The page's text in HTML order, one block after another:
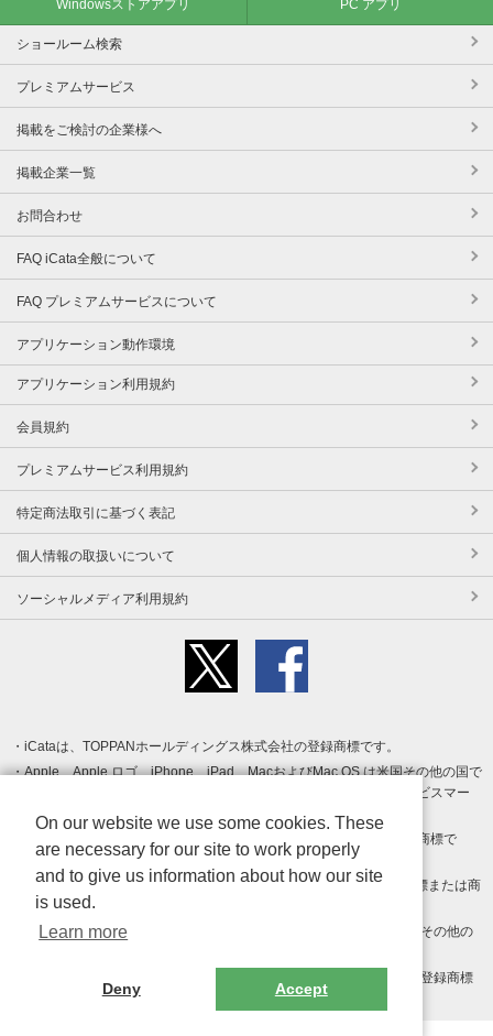
Windowsストアアプリ PC アプリ
ショールーム検索
プレミアムサービス
掲載をご検討の企業様へ
掲載企業一覧
お問合わせ
FAQ iCata全般について
FAQ プレミアムサービスについて
アプリケーション動作環境
アプリケーション利用規約
会員規約
プレミアムサービス利用規約
特定商法取引に基づく表記
個人情報の取扱いについて
ソーシャルメディア利用規約
iCataは、TOPPANホールディングス株式会社の登録商標です。
Apple、Apple ロゴ、iPhone、iPad、MacおよびMac OS は米国その他の国で
登録された Apple Inc. の商標です。App Store は Apple Inc. のサービスマー
クです。
Android、Google Play および Google Play ロゴ は Google LLC の商標で
す。
Windows は Microsoft Inc.の米国およびその他の国における登録商標または商
標です。
Adobe、Adobe Reader、Adobe PDF は、Adobe Inc.の米国およびその他の
その他、記載されている会社名、商品名、ロゴは各社の商標または登録商標
On our website we use some cookies. These
are necessary for our site to work properly
and to give us information about how our site
is used.
Learn more
Deny Accept